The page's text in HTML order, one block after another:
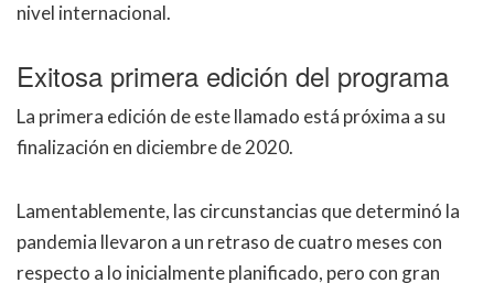
nivel internacional.
Exitosa primera edición del programa
La primera edición de este llamado está próxima a su
finalización en diciembre de 2020.
Lamentablemente, las circunstancias que determinó la
pandemia llevaron a un retraso de cuatro meses con
respecto a lo inicialmente planificado, pero con gran